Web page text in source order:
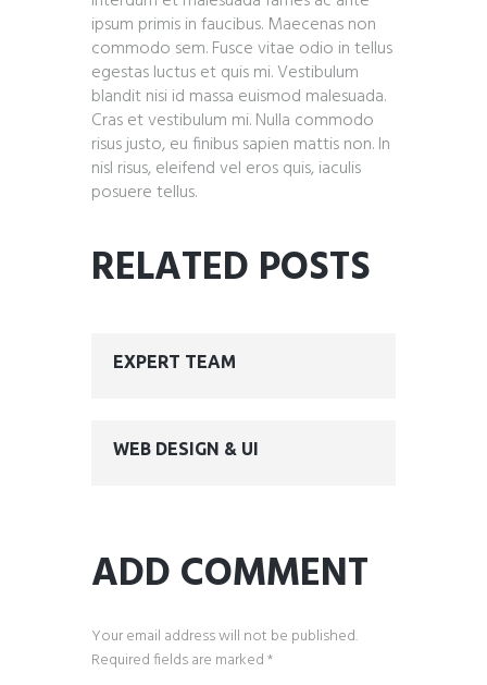
ipsum primis in faucibus. Maecenas non
commodo sem. Fusce vitae odio in tellus
egestas luctus et quis mi. Vestibulum
blandit nisi id massa euismod malesuada.
Cras et vestibulum mi. Nulla commodo
risus justo, eu finibus sapien mattis non. In
nisl risus, eleifend vel eros quis, iaculis
posuere tellus.
RELATED POSTS
EXPERT TEAM
WEB DESIGN & UI
ADD COMMENT
Your email address will not be published.
Required fields are marked *